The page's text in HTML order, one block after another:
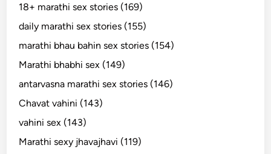
18+ marathi sex stories (169)
daily marathi sex stories (155)
marathi bhau bahin sex stories (154)
Marathi bhabhi sex (149)
antarvasna marathi sex stories (146)
Chavat vahini (143)
vahini sex (143)
Marathi sexy jhavajhavi (119)